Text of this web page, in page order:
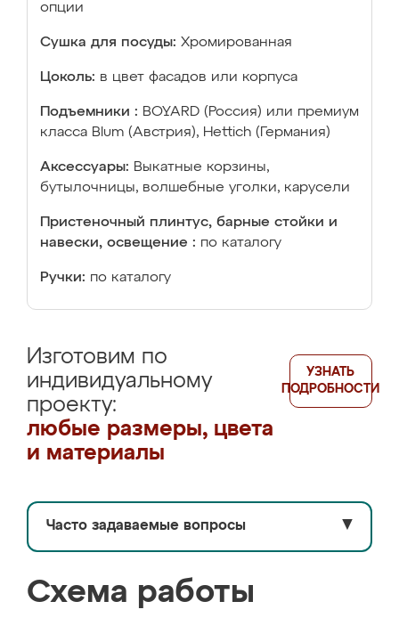
опции
Сушка для посуды: Хромированная
Цоколь: в цвет фасадов или корпуса
Подъемники : BOYARD (Россия) или премиум
класса Blum (Австрия), Hettich (Германия)
Аксессуары: Выкатные корзины,
бутылочницы, волшебные уголки, карусели
Пристеночный плинтус, барные стойки и
навески, освещение : по каталогу
Ручки: по каталогу
Изготовим по
индивидуальному
проекту:
любые размеры, цвета
и материалы
УЗНАТЬ
ПОДРОБНОСТИ
Часто задаваемые вопросы ▼
Схема работы